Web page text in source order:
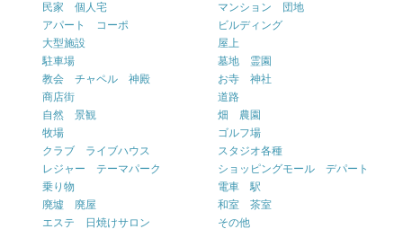
民家 個人宅
マンション 団地
アパート コーポ
ビルディング
大型施設
屋上
駐車場
墓地 霊園
教会 チャペル 神殿
お寺 神社
商店街
道路
自然 景観
畑 農園
牧場
ゴルフ場
クラブ ライブハウス
スタジオ各種
レジャー テーマパーク
ショッピングモール デパート
乗り物
電車 駅
廃墟 廃屋
和室 茶室
エステ 日焼けサロン
その他